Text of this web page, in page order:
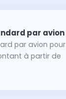
par avion pour
à partir de